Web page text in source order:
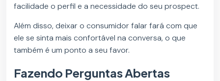
facilidade o perfil e a necessidade do seu prospect.
Além disso, deixar o consumidor falar fará com que
ele se sinta mais confortável na conversa, o que
também é um ponto a seu favor.
Fazendo Perguntas Abertas